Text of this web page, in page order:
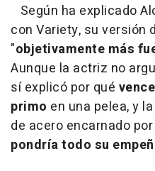
Según ha explicado
con Variety, su versión
"objetivamente más
Aunque la actriz no
sí explicó por qué
primo en una pelea, y
de acero encarnado
pondría todo su